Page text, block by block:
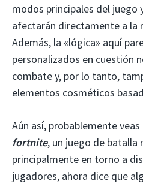
modos principales del juego
afectarán directamente a la
Además, la «lógica» aquí
personalizados en cuestión
combate y, por lo tanto,
elementos cosméticos
Aún así, probablemente
fortnite, un juego de batalla
principalmente en torno a
jugadores, ahora dice que